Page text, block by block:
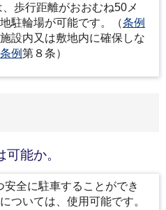
歩行距離がおおむね50メ
駐輪場が可能です。（条例
設内又は敷地内に確保しな
条例第８条）
能か。
全に駐車することができ
ついては、使用可能です。